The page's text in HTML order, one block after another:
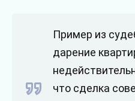
Пример из
дарение
что сделка